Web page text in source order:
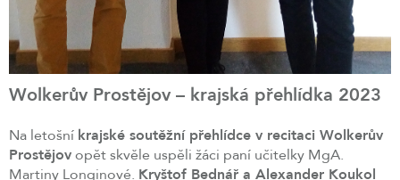
Wolkerův Prostějov – krajská přehlídka 2023
Na letošní krajské soutěžní přehlídce v recitaci Wolkerův
Prostějovopět skvěle uspěli žáci paní učitelky MgA.
Martiny Longinové. Kryštof Bednář a Alexander Koukol